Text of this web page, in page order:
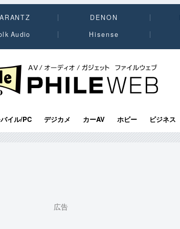
DENON
Audio Hisense
｜AV/オーディオ/ガジェット
イル/PC デジカメ カーAV ホビー ビジネス